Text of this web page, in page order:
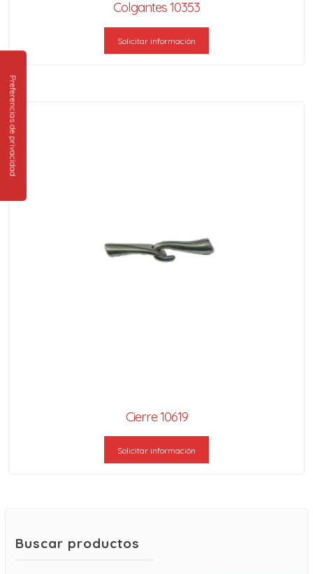
Colgantes 10353
Solicitar información
Cierre 10619
Solicitar información
Buscar productos